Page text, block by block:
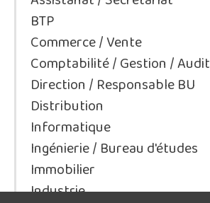
BTP
Commerce / Vente
Comptabilité / Gestion / Audit
Direction / Responsable BU
Distribution
Informatique
Ingénierie / Bureau d'études
Immobilier
Industrie